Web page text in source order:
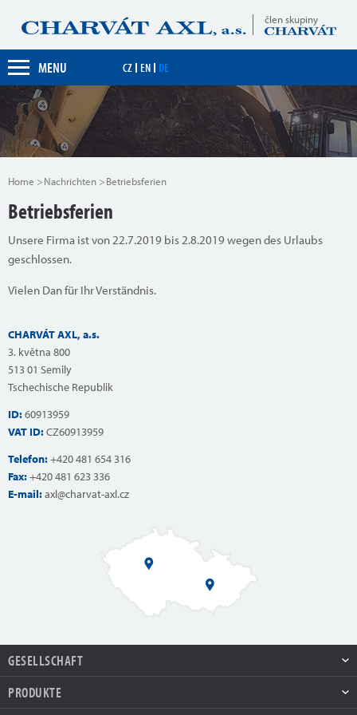
člen skupiny
MENU CZ EN DE
Home Nachrichten Betriebsferien
Betriebsferien
Unsere Firma ist von 22.7.2019 bis 2.8.2019 wegen des Urlaubs
geschlossen.
Vielen Dan für Ihr Verständnis.
CHARVÁT AXL, a.s.
3. května 800
513 01 Semily
Tschechische Republik
ID:60913959
VAT ID:CZ60913959
Telefon:+420 481 654 316
Fax:+420 481 623 336
E-mail:axl@charvat-axl.cz
GESELLSCHAFT
PRODUKTE